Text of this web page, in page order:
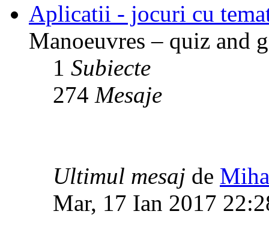
Aplicatii - jocuri cu
Manoeuvres – quiz and
1 Subiecte
274 Mesaje
Ultimul mesaj de
Mar, 17 Ian 2017